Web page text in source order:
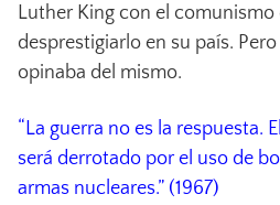
Luther King con el
desprestigiarlo en su país.
opinaba del mismo.
“La guerra no es la respuesta.
será derrotado por el uso de
armas nucleares.” (1967)